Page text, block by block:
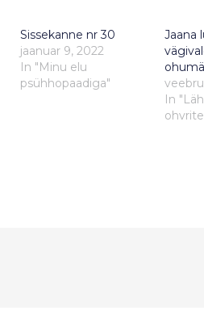
Sissekanne nr 30
jaanuar 9, 2022
In "Minu elu
psühhopaadiga"
Jaana
In